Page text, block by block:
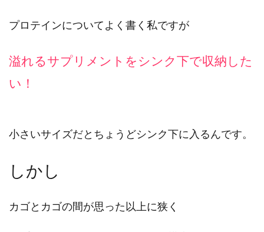
プロテインについてよく書く私ですが
溢れるサプリメントをシンク下で収納した
い！
小さいサイズだとちょうどシンク下に入るんです。
しかし
カゴとカゴの間が思った以上に狭く